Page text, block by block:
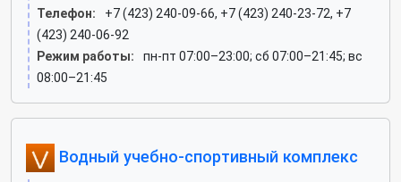
Телефон:
+7 (423) 240-09-66, +7 (423) 240-23-72, +7
(423) 240-06-92
Режим работы:
пн-пт 07:00–23:00; сб 07:00–21:45; вс
08:00–21:45
Водный учебно-спортивный комплекс